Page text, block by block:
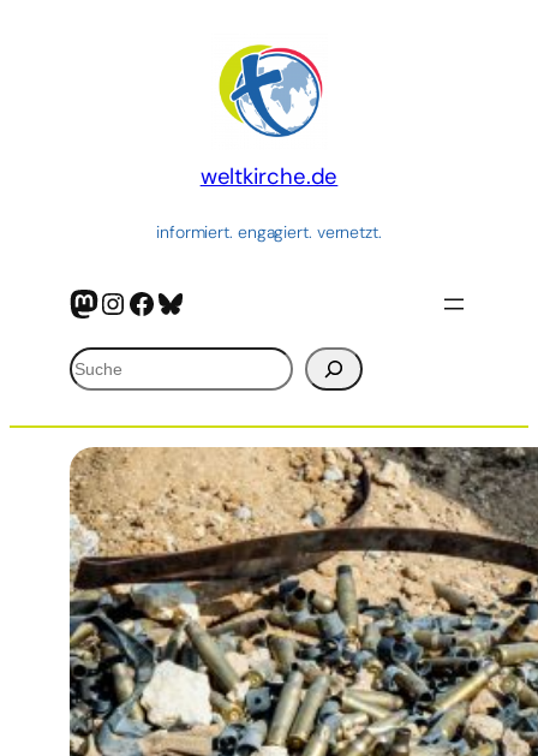
weltkirche.de
informiert. engagiert. vernetzt.
Mastodon
Instagram
Facebook
Bluesky
Suchen